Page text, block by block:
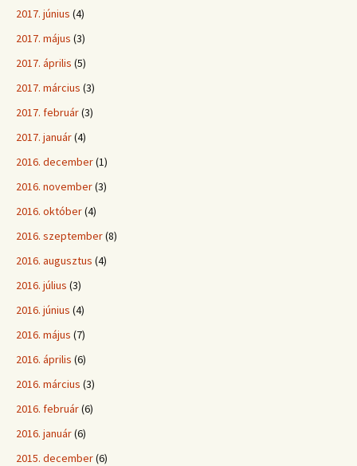
2017. június (4)
2017. május (3)
2017. április (5)
2017. március (3)
2017. február(3)
2017. január(4)
2016. december(1)
2016. november(3)
2016. október(4)
2016. szeptember(8)
2016. augusztus (4)
2016. július (3)
2016. június (4)
2016. május (7)
2016. április (6)
2016. március (3)
2016. február(6)
2016. január(6)
2015. december(6)